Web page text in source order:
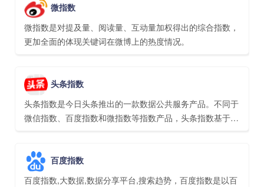
微指数
微指数是对提及量、阅读量、互动量加权得出的综合指数，
更加全面的体现关键词在微博上的热度情况。
头条指数
头条指数是今日头条推出的一款数据公共服务产品。不同于
微信指数、百度指数和微指数等指数产品，头条指数基于今
词的挖掘、热点事件分析和行业报告下载等服务。
百度指数
百度指数,大数据,数据分享平台,搜索趋势，百度指数是以百